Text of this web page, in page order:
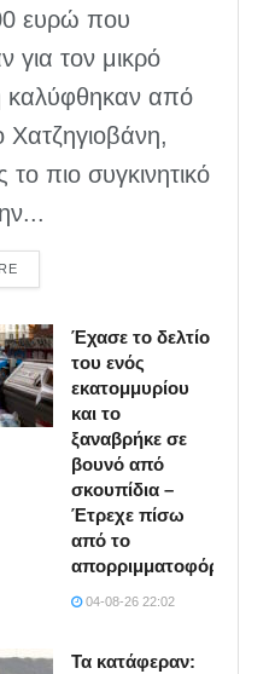
ευρώ που
για τον μικρό
καλύφθηκαν από
Χατζηγιοβάνη,
το πιο συγκινητικό
DETAILS
Έχασε το δελτίο
του ενός
εκατομμυρίου
και το
ξαναβρήκε σε
βουνό από
σκουπίδια –
Έτρεχε πίσω
από το
απορριμματοφόρο
04-08-26 22:02
Τα κατάφεραν: